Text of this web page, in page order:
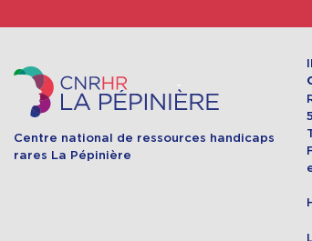
Centre national de ressources handicaps
rares La Pépinière